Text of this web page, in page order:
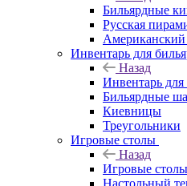
Бильярдные
Русская
Американский
Инвентарь для
Назад
Инвентарь для
Бильярдные
Киевницы
Треугольники
Игровые столы
Назад
Игровые столы
Настольный